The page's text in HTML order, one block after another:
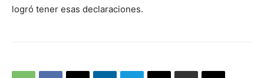
logró tener esas declaraciones.